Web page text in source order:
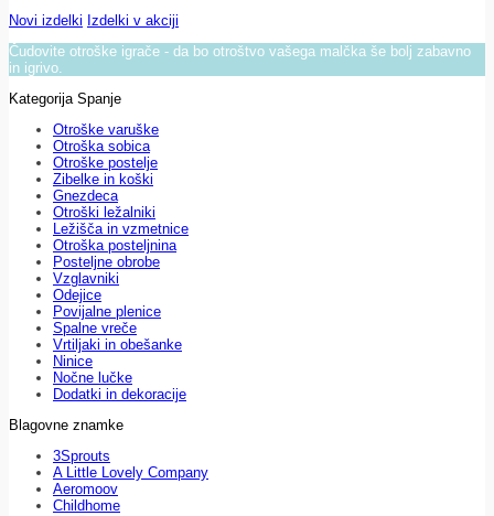
Novi izdelki Izdelki v akciji
Čudovite otroške igrače - da bo otroštvo vašega malčka še bolj zabavno
in igrivo.
Kategorija Spanje
Otroške varuške
Otroška sobica
Otroške postelje
Zibelke in koški
Gnezdeca
Otroški ležalniki
Ležišča in vzmetnice
Otroška posteljnina
Posteljne obrobe
Vzglavniki
Odejice
Povijalne plenice
Spalne vreče
Vrtiljaki in obešanke
Ninice
Nočne lučke
Dodatki in dekoracije
Blagovne znamke
3Sprouts
A Little Lovely Company
Aeromoov
Childhome